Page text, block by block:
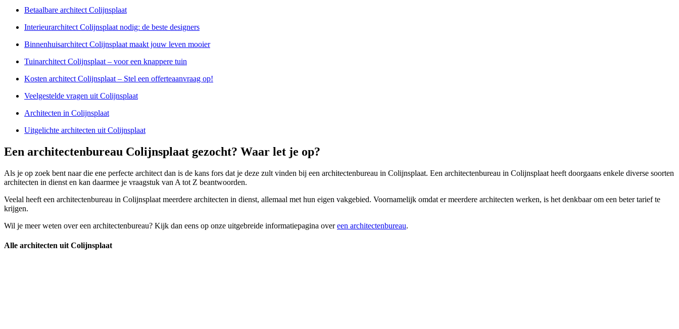
Betaalbare architect Colijnsplaat
Interieurarchitect Colijnsplaat nodig: de beste designers
Binnenhuisarchitect Colijnsplaat maakt jouw leven mooier
Tuinarchitect Colijnsplaat – voor een knappere tuin
Kosten architect Colijnsplaat – Stel een offerteaanvraag op!
Veelgestelde vragen uit Colijnsplaat
Architecten in Colijnsplaat
Uitgelichte architecten uit Colijnsplaat
Een architectenbureau Colijnsplaat gezocht? Waar let je op?
Als je op zoek bent naar die ene perfecte architect dan is de kans fors dat je deze zult vinden bij een architectenbureau in Colijnsplaat. Een architectenbureau in Colijnsplaat heeft doorgaans enkele diverse soorten
architecten in dienst en kan daarmee je vraagstuk van A tot Z beantwoorden.
Veelal heeft een architectenbureau in Colijnsplaat meerdere architecten in dienst, allemaal met hun eigen vakgebied. Voornamelijk omdat er meerdere architecten werken, is het denkbaar om een beter tarief te
krijgen.
Wil je meer weten over een architectenbureau? Kijk dan eens op onze uitgebreide informatiepagina overeen architectenbureau.
Alle architecten uit Colijnsplaat